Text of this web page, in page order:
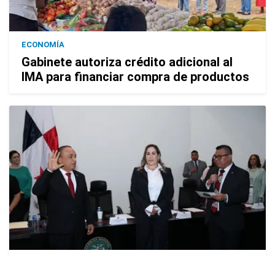
ECONOMÍA
Gabinete autoriza crédito adicional al
IMA para financiar compra de productos